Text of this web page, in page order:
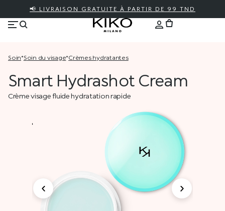
📢 LIVRAISON GRATUITE À PARTIR DE 99 TND
soin* soin du visage* crèmes hydratantes
Smart Hydrashot Cream
Crème visage fluide hydratation rapide